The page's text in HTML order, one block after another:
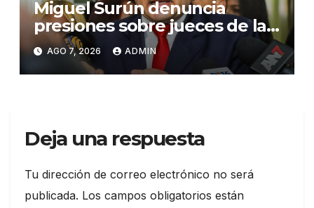
Miguel Surún denuncia
presiones sobre jueces de la
Suprema Corte de Justicia
AGO 7, 2026 ADMIN
Deja una respuesta
Tu dirección de correo electrónico no será
publicada. Los campos obligatorios están